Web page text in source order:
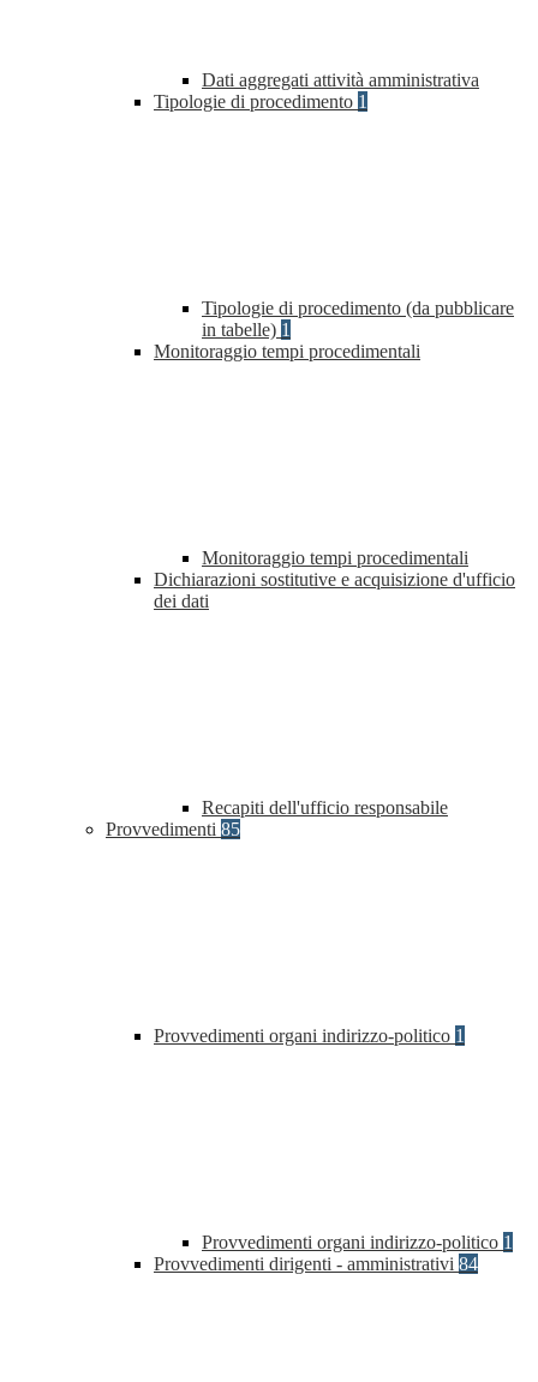
Dati aggregati attività amministrativa
Tipologie di procedimento 1
Tipologie di procedimento (da pubblicare
in tabelle) 1
Monitoraggio tempi procedimentali
Monitoraggio tempi procedimentali
Dichiarazioni sostitutive e acquisizione d'ufficio
dei dati
Recapiti dell'ufficio responsabile
Provvedimenti 85
Provvedimenti organi indirizzo-politico 1
Provvedimenti organi indirizzo-politico 1
Provvedimenti dirigenti - amministrativi 84